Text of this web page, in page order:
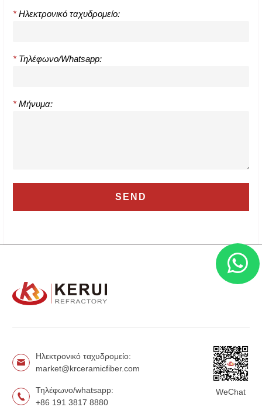
* Ηλεκτρονικό ταχυδρομείο:
* Τηλέφωνο/Whatsapp:
* Μήνυμα:
Ηλεκτρονικό ταχυδρομείο:
market@krceramicfiber.com
Τηλέφωνο/whatsapp:
+86 191 3817 8880
WeChat